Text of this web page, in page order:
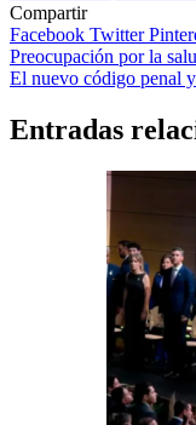
Compartir
Facebook Twitter
Navegación
de
entradas
Preocupación por la
El nuevo código penal
Entradas